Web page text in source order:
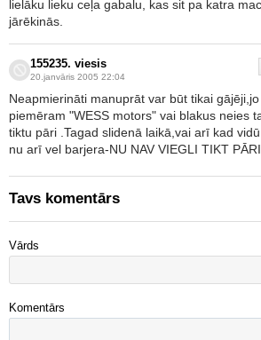
lielāku lieku ceļa gabalu, kas sit pa katra maciņu
jārēkinās.
155235. viesis
20.janvāris 2005 22:04
Neapmierināti manuprāt var būt tikai
piemēram "WESS motors" vai blakus neies
tiktu pāri .Tagad slidenā laikā,vai arī kad
nu arī vel barjera-NU NAV VIEGLI TIKT PĀRI.
Tavs komentārs
Vārds
Komentārs